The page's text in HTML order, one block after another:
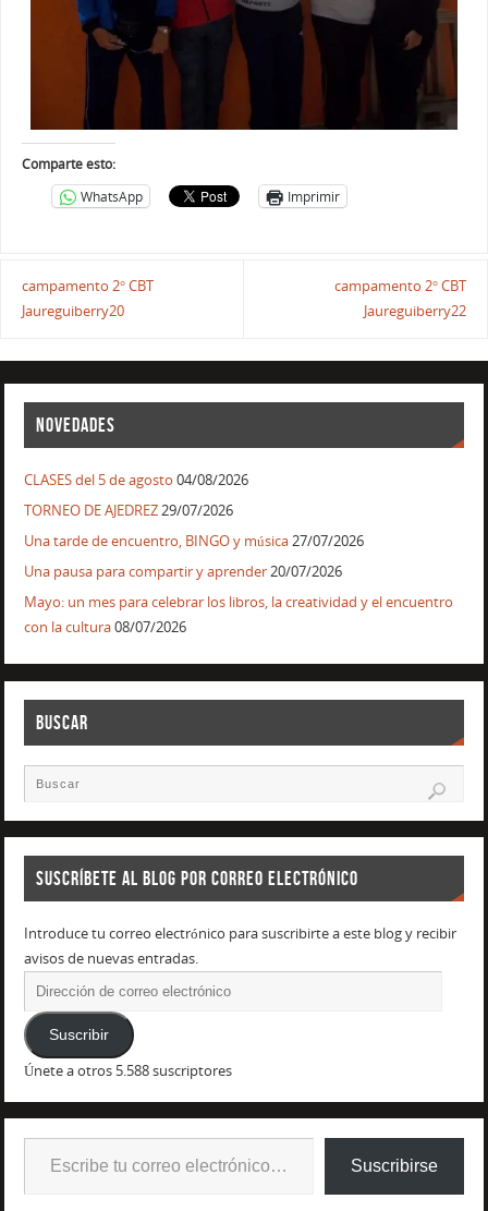
Comparte esto:
WhatsApp
Imprimir
campamento 2° CBT
Jaureguiberry20
campamento 2° CBT
Jaureguiberry22
NOVEDADES
CLASES del 5 de agosto 04/08/2026
TORNEO DE AJEDREZ29/07/2026
Una tarde de encuentro, BINGO y música27/07/2026
Una pausa para compartir y aprender20/07/2026
Mayo: un mes para celebrar los libros, la creatividad y el encuentro
con la cultura08/07/2026
BUSCAR
SUSCRÍBETE AL BLOG POR CORREO ELECTRÓNICO
Introduce tu correo electrónico para suscribirte a este blog y recibir
avisos de nuevas entradas.
Suscribir
Únete a otros 5.588 suscriptores
Suscribirse